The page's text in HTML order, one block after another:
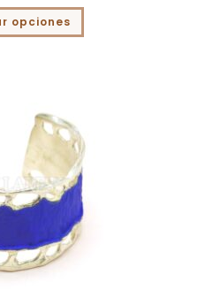
opciones